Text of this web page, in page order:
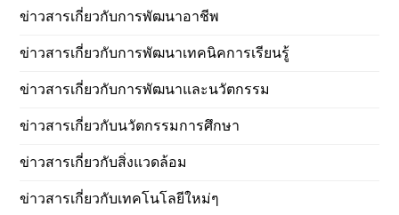
ข่าวสารเกี่ยวกับการพัฒนาอาชีพ
ข่าวสารเกี่ยวกับการพัฒนาเทคนิคการเรียนรู้
ข่าวสารเกี่ยวกับการพัฒนาและนวัตกรรม
ข่าวสารเกี่ยวกับนวัตกรรมการศึกษา
ข่าวสารเกี่ยวกับสิ่งแวดล้อม
ข่าวสารเกี่ยวกับเทคโนโลยีใหม่ๆ